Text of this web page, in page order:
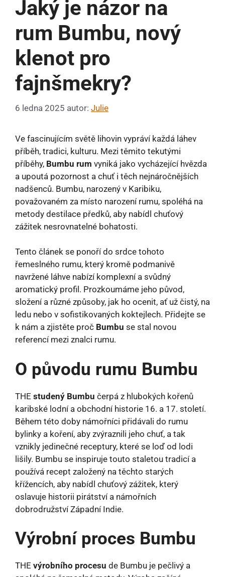
Jaký je názor na
rum Bumbu, nový
klenot pro
fajnšmekry?
6 ledna 2025 autor: Julie
Ve fascinujícím světě lihovin vypráví každá láhev
příběh, tradici, kulturu. Mezi těmito tekutými
příběhy, Bumbu rum vyniká jako vycházející hvězda
a upoutá pozornost a chuť i těch nejnáročnějších
nadšenců. Bumbu, narozený v Karibiku,
považovaném za místo narození rumu, spoléhá na
metody destilace předků, aby nabídl chuťový
zážitek nesrovnatelné bohatosti.
Tento článek se ponoří do srdce tohoto
řemeslného rumu, který kromě podmanivě
navržené láhve nabízí komplexní a svůdný
aromatický profil. Prozkoumáme jeho původ,
složení a různé způsoby, jak ho ocenit, ať už čistý, na
ledu nebo v sofistikovaných koktejlech. Přidejte se
k nám a zjistěte proč Bumbu se stal novou
referencí mezi znalci rumu.
O původu rumu Bumbu
THE studený Bumbu čerpá z hlubokých kořenů
karibské lodní a obchodní historie 16. a 17. století.
Během této doby námořníci přidávali do rumu
bylinky a koření, aby zvýraznili jeho chuť, a tak
vznikly jedinečné receptury, které se loď od lodi
lišily. Bumbu se inspiruje touto staletou tradicí a
používá recept založený na těchto starých
křížencích, aby nabídl chuťový zážitek, který
oslavuje historii pirátství a námořních
dobrodružství Západní Indie.
Výrobní proces Bumbu
THE výrobního procesu de Bumbu je pečlivý a